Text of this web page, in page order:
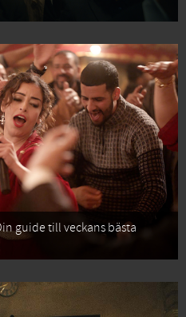
guide till veckans bästa